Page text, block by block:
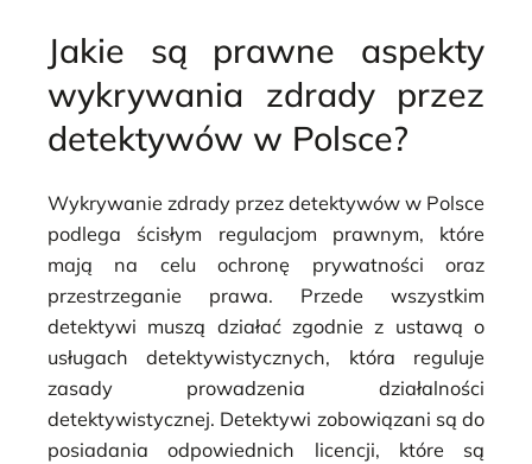
Jakie są prawne aspekty
wykrywania zdrady przez
detektywów w Polsce?
Wykrywanie zdrady przez detektywów w Polsce
podlega ścisłym regulacjom prawnym, które
mają na celu ochronę prywatności oraz
przestrzeganie prawa. Przede wszystkim
detektywi muszą działać zgodnie z ustawą o
usługach detektywistycznych, która reguluje
zasady prowadzenia działalności
detektywistycznej. Detektywi zobowiązani są do
posiadania odpowiednich licencji, które są